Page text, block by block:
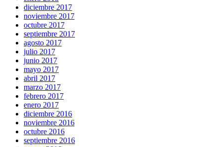
diciembre 2017
noviembre 2017
octubre 2017
septiembre 2017
agosto 2017
julio 2017
junio 2017
mayo 2017
abril 2017
marzo 2017
febrero 2017
enero 2017
diciembre 2016
noviembre 2016
octubre 2016
septiembre 2016